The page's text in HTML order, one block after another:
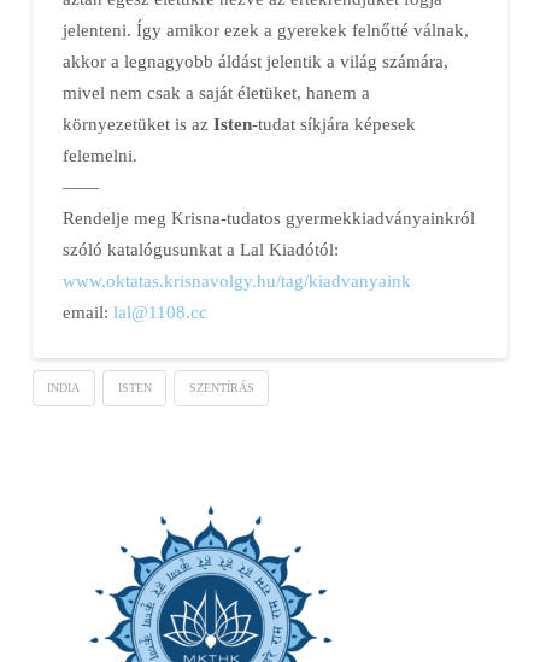
jelenteni. Így amikor ezek a gyerekek felnőtté válnak,
akkor a legnagyobb áldást jelentik a világ számára,
mivel nem csak a saját életüket, hanem a
környezetüket is az Isten-tudat síkjára képesek
felemelni.
——
Rendelje meg Krisna-tudatos gyermekkiadványainkról
szóló katalógusunkat a Lal Kiadótól:
www.oktatas.krisnavolgy.hu/tag/kiadvanyaink
email: lal@1108.cc
INDIA ISTEN SZENTÍRÁS